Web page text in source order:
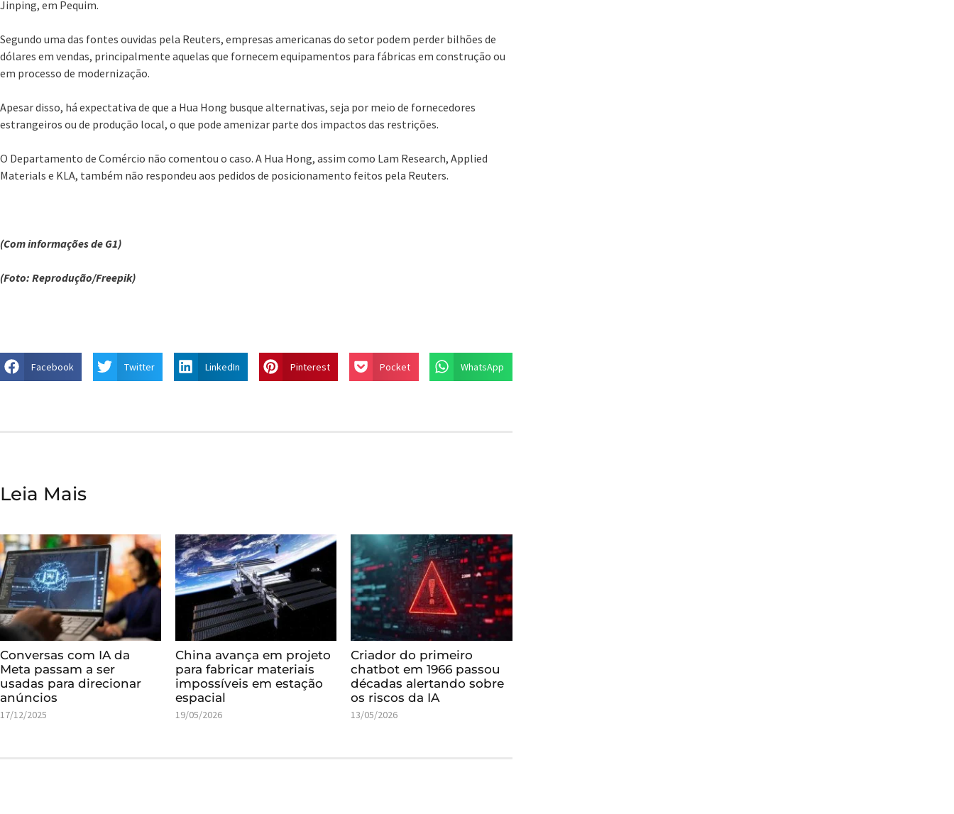
Jinping, em Pequim.
Segundo uma das fontes ouvidas pela Reuters, empresas americanas do setor podem perder bilhões de
dólares em vendas, principalmente aquelas que fornecem equipamentos para fábricas em construção ou
em processo de modernização.
Apesar disso, há expectativa de que a Hua Hong busque alternativas, seja por meio de fornecedores
estrangeiros ou de produção local, o que pode amenizar parte dos impactos das restrições.
O Departamento de Comércio não comentou o caso. A Hua Hong, assim como Lam Research, Applied
Materials e KLA, também não respondeu aos pedidos de posicionamento feitos pela Reuters.
(Com informações de G1)
(Foto: Reprodução/Freepik)
Facebook Twitter LinkedIn Pinterest Pocket WhatsApp
Leia Mais
Conversas com IA da
Meta passam a ser
usadas para direcionar
anúncios
17/12/2025
China avança em projeto
para fabricar materiais
impossíveis em estação
espacial
19/05/2026
Criador do primeiro
chatbot em 1966 passou
décadas alertando sobre
os riscos da IA
13/05/2026